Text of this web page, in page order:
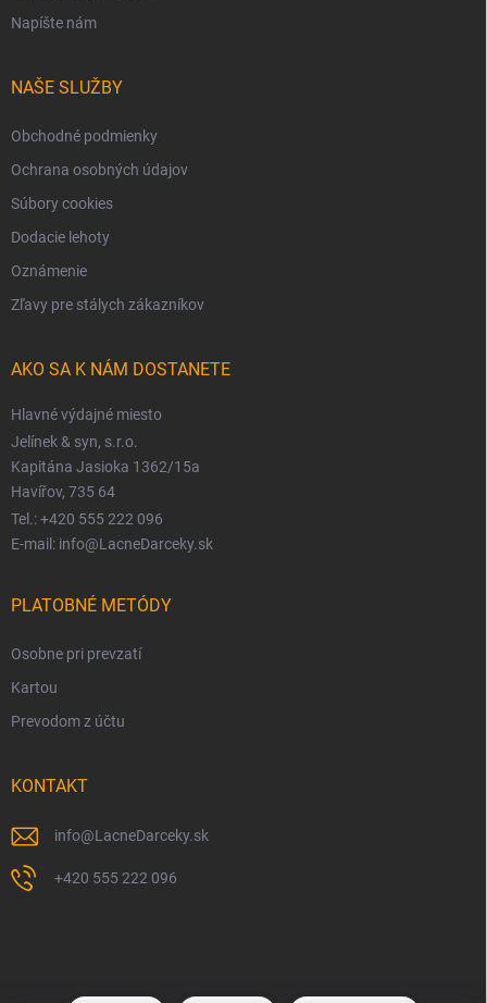
Napíšte nám
NAŠE SLUŽBY
Obchodné podmienky
Ochrana osobných údajov
Súbory cookies
Dodacie lehoty
Oznámenie
Zľavy pre stálych zákazníkov
AKO SA K NÁM DOSTANETE
Hlavné výdajné miesto
Jelínek & syn, s.r.o.
Kapitána Jasioka 1362/15a
Havířov, 735 64
Tel.: +420 555 222 096
E-mail: info@LacneDarceky.sk
PLATOBNÉ METÓDY
Osobne pri prevzatí
Kartou
Prevodom z účtu
KONTAKT
info@LacneDarceky.sk
+420 555 222 096